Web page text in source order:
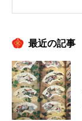
最近の記事